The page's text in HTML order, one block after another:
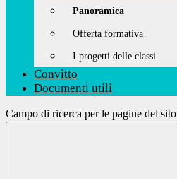
Panoramica
Offerta formativa
I progetti delle classi
Convitto
Documenti utili
Campo di ricerca per le pagine del sito